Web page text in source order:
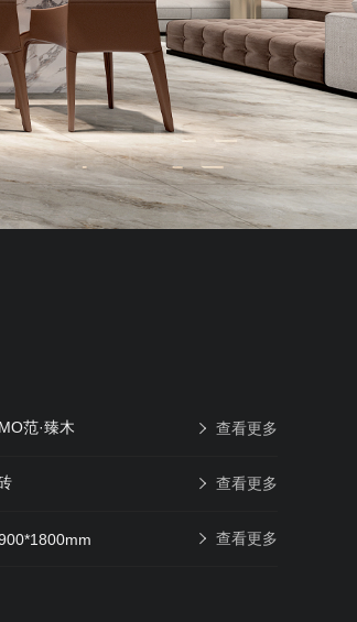
MO范·臻木 查看更多
查看更多
查看更多